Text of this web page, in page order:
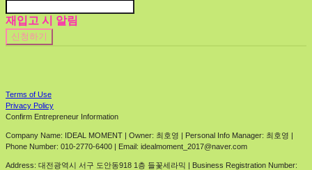
재입고 시 알림
신청하기
Terms of Use
Privacy Policy
Confirm Entrepreneur Information
Company Name: IDEAL MOMENT | Owner: 최호영 | Personal Info Manager: 최호영 |
Phone Number: 010-2770-6400 | Email: idealmoment_2017@naver.com
Address: 대전광역시 서구 도안동918 1층 들꽃세라믹 | Business Registration Number: